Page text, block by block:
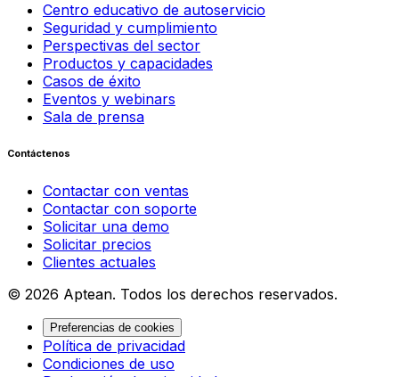
Centro educativo de autoservicio
Seguridad y cumplimiento
Perspectivas del sector
Productos y capacidades
Casos de éxito
Eventos y webinars
Sala de prensa
Contáctenos
Contactar con ventas
Contactar con soporte
Solicitar una demo
Solicitar precios
Clientes actuales
© 2026 Aptean. Todos los derechos reservados.
Preferencias de cookies
Política de privacidad
Condiciones de uso